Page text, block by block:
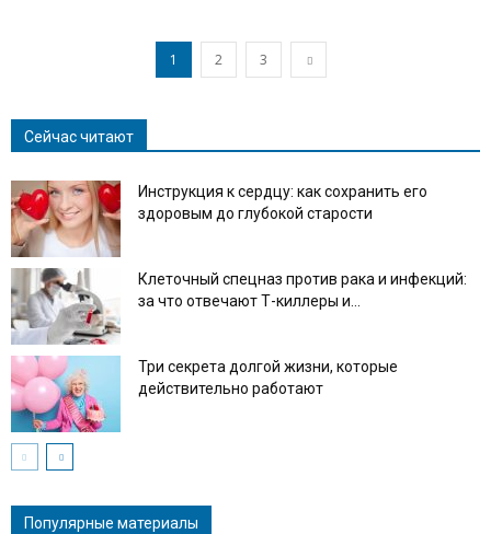
1 2 3
Сейчас читают
Инструкция к сердцу: как сохранить его
здоровым до глубокой старости
Клеточный спецназ против рака и инфекций:
за что отвечают Т-киллеры и...
Три секрета долгой жизни, которые
действительно работают
Популярные материалы